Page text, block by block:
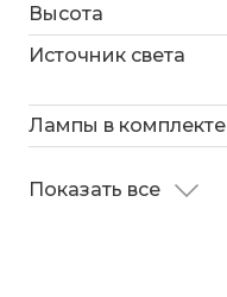
Высота
Источник света
Лампы в комплекте
Показать все